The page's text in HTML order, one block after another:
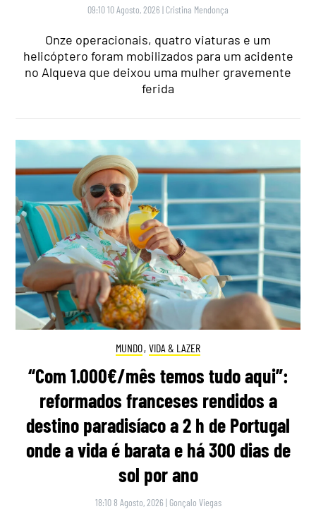
09:10 10 Agosto, 2026 | Cristina Mendonça
Onze operacionais, quatro viaturas e um
helicóptero foram mobilizados para um acidente
no Alqueva que deixou uma mulher gravemente
ferida
MUNDO, VIDA & LAZER
“Com 1.000€/mês temos tudo aqui”:
reformados franceses rendidos a
destino paradisíaco a 2 h de Portugal
onde a vida é barata e há 300 dias de
sol por ano
18:10 8 Agosto, 2026 | Gonçalo Viegas